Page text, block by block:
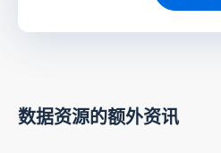
数据资源的额外资讯